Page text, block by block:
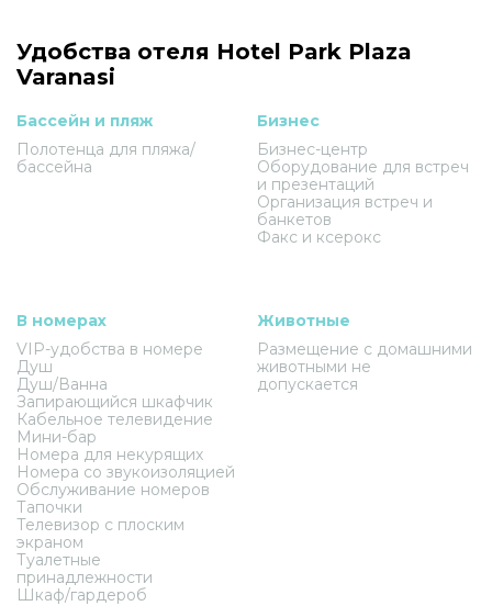
Удобства отеля Hotel Park Plaza
Varanasi
Бассейн и пляж
Полотенца для пляжа/
бассейна
Бизнес
Бизнес-центр
Оборудование для встреч
и презентаций
Организация встреч и
банкетов
Факс и ксерокс
В номерах
VIP-удобства в номере
Душ
Душ/Ванна
Запирающийся шкафчик
Кабельное телевидение
Мини-бар
Номера для некурящих
Номера со звукоизоляцией
Обслуживание номеров
Тапочки
Телевизор с плоским
экраном
Туалетные
принадлежности
Шкаф/гардероб
Животные
Размещение с домашними
животными не
допускается